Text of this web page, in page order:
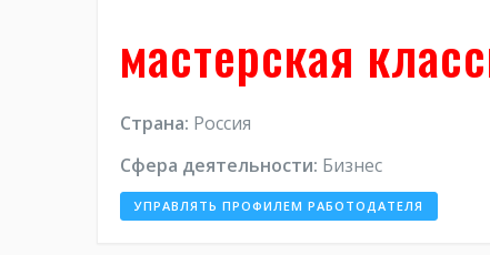
мастерская
Страна: Россия
Сфера деятельности: Бизнес
УПРАВЛЯТЬ ПРОФИЛЕМ РАБОТОДАТЕЛЯ